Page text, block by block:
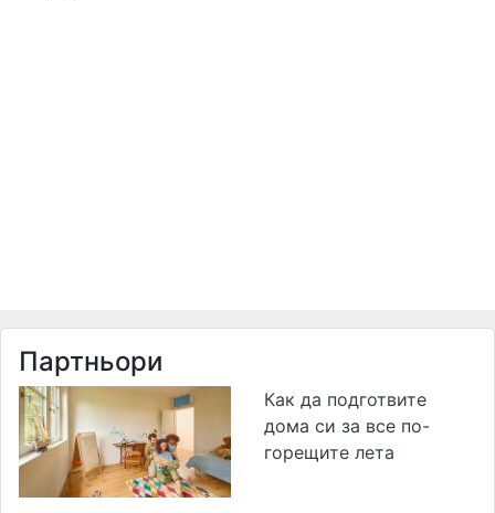
Партньори
Как да подготвите
дома си за все по-
горещите лета